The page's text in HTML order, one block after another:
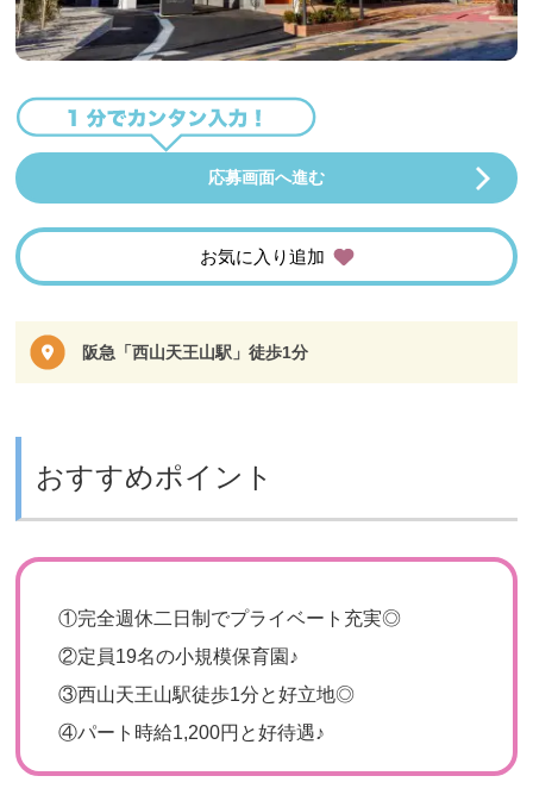
応募画面へ進む
お気に入り追加
阪急「西山天王山駅」徒歩1分
おすすめポイント
①完全週休二日制でプライベート充実◎
②定員19名の小規模保育園♪
③西山天王山駅徒歩1分と好立地◎
④パート時給1,200円と好待遇♪